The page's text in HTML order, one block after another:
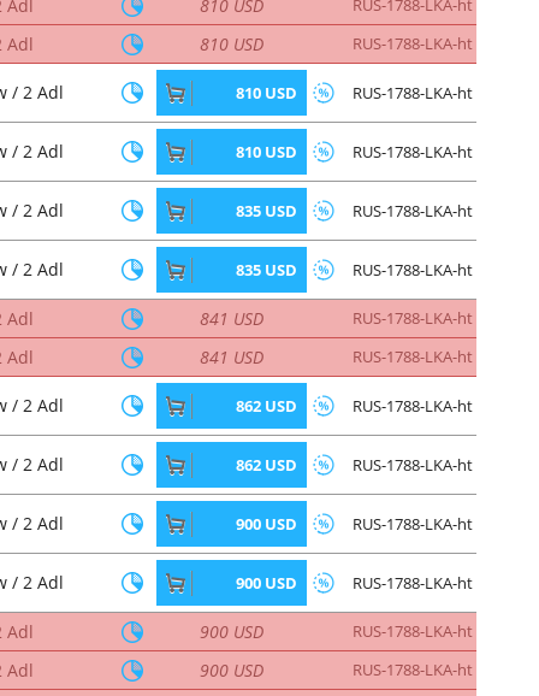
Adl 810 USD RUS-1788-LKA-ht
Adl 810 USD RUS-1788-LKA-ht
/ 2 Adl 810 USD RUS-1788-LKA-ht
/ 2 Adl 810 USD RUS-1788-LKA-ht
/ 2 Adl 835 USD RUS-1788-LKA-ht
/ 2 Adl 835 USD RUS-1788-LKA-ht
Adl 841 USD RUS-1788-LKA-ht
Adl 841 USD RUS-1788-LKA-ht
/ 2 Adl 862 USD RUS-1788-LKA-ht
/ 2 Adl 862 USD RUS-1788-LKA-ht
/ 2 Adl 900 USD RUS-1788-LKA-ht
/ 2 Adl 900 USD RUS-1788-LKA-ht
Adl 900 USD RUS-1788-LKA-ht
Adl 900 USD RUS-1788-LKA-ht